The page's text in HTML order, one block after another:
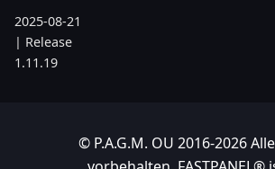
2025-08-21
| Release
1.11.19
© P.A.G.M. OU 2016-2026